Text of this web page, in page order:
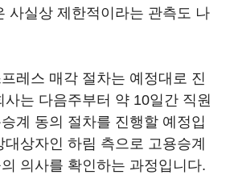
사실상 제한적이라는 관측도 나
레스 매각 절차는 예정대로 진
는 다음주부터 약 10일간 직원
계 동의 절차를 진행할 예정입
상자인 하림 측으로 고용승계
의사를 확인하는 과정입니다.